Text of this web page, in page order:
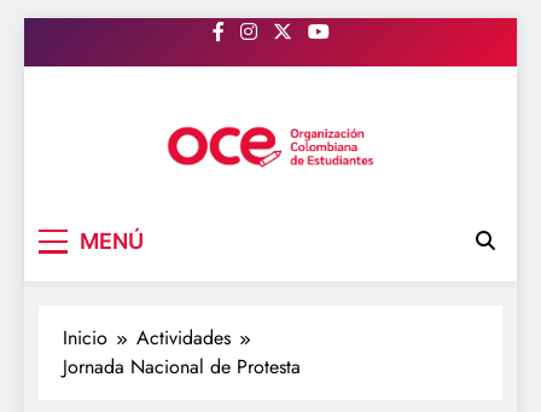
al
MENÚ
Inicio
Actividades
Jornada Nacional de Protesta